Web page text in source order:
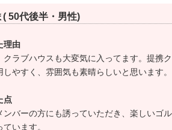
( 50代後半・男性)
理由
クラブハウスも大変気に入ってます。提携
しやすく、雰囲気も素晴らしいと思います。
点
ンバーの方にも誘っていただき、楽しいゴ
います。